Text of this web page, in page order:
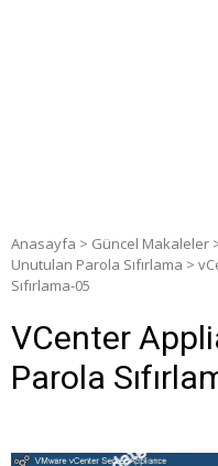
Anasayfa > Güncel Makaleler
Unutulan Parola Sıfırlama >
Sıfırlama-05
VCenter
Parola